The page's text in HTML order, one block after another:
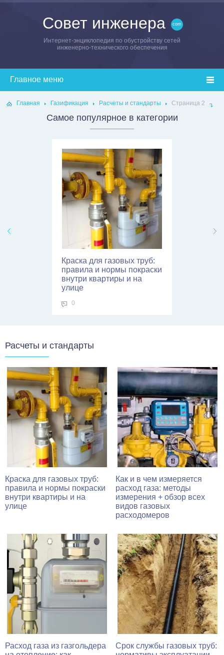
Совет инженера
Интернет-энциклопедия по обустройству сетей
инженерно-технического обеспечения
Главная Газификация Расчеты и стандарты Страница 2
Самое популярное в категории
Краска для газовых труб:
правила и нормы покраски
внутри квартиры и на
улице
0
Расчеты и стандарты
Краска для газовых труб:
правила и нормы покраски
внутри квартиры и на
улице
Как и в чем измеряется
расход газа: методы
измерения + обзор всех
видов газовых
расходомеров
Расход газа из газгольдера
Срок службы газовых труб: